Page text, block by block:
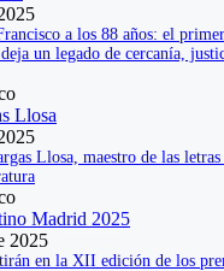
a los 88 años: el
un legado de cercanía,
Llosa, maestro de las letras
2025
en la XII edición de los